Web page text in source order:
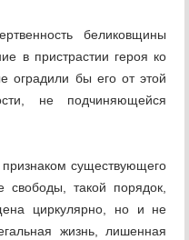
беликовщины
в пристрастии героя ко
оградили бы его от этой
не подчиняющейся
существующего
свободы, такой порядок,
циркулярно, но и не
жизнь, лишенная